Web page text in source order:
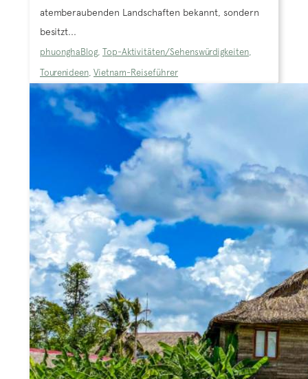
atemberaubenden Landschaften bekannt, sondern
besitzt...
phuongha Blog, Top-Aktivitäten/Sehenswürdigkeiten,
Tourenideen, Vietnam-Reiseführer